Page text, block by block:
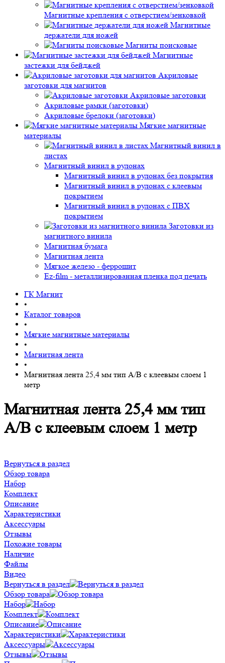
Магнитные крепления с отверстием/зенковкой
Магнитные
держатели для ножей
Магниты поисковые
Магнитные
застежки для бейджей
Акриловые
заготовки для магнитов
Акриловые заготовки
Акриловые рамки (заготовки)
Акриловые брелоки (заготовки)
Мягкие магнитные
материалы
Магнитный винил в
листах
Магнитный винил в рулонах
Магнитный винил в рулонах без покрытия
Магнитный винил в рулонах с клеевым
покрытием
Магнитный винил в рулонах с ПВХ
покрытием
Заготовки из
магнитного винила
Магнитная бумага
Магнитная лента
Мягкое железо - феррошит
Ez-film - металлизированная пленка под печать
ГК Магнит
•
Каталог товаров
•
Мягкие магнитные материалы
•
Магнитная лента
•
Магнитная лента 25,4 мм тип А/В с клеевым слоем 1
метр
Магнитная лента 25,4 мм тип
А/В с клеевым слоем 1 метр
Вернуться в раздел
Обзор товара
Набор
Комплект
Описание
Характеристики
Аксессуары
Отзывы
Похожие товары
Наличие
Файлы
Видео
Вернуться в раздел
Обзор товара
Набор
Комплект
Описание
Характеристики
Аксессуары
Отзывы